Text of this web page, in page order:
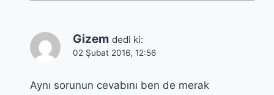
Gizem dedi ki:
02 Şubat 2016, 12:56
Aynı sorunun cevabını ben de merak